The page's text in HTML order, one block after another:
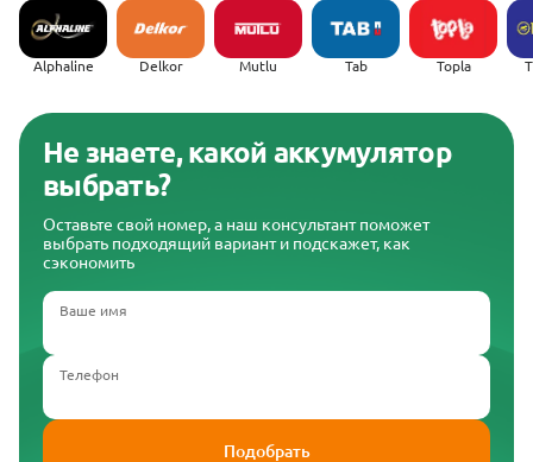
Alphaline Delkor Mutlu Tab Topla
Не знаете, какой аккумулятор
выбрать?
Оставьте свой номер, а наш консультант поможет
выбрать подходящий вариант и подскажет, как
сэкономить
Ваше имя
Телефон
Подобрать